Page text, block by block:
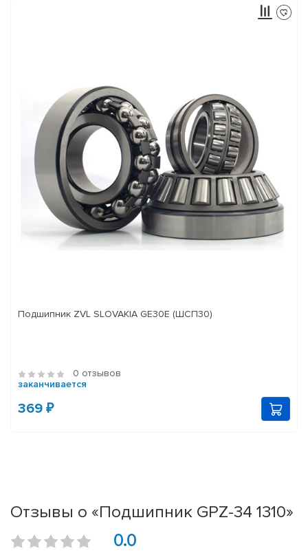
Подшипник ZVL SLOVAKIA GE30E (ШСП30)
0 отзывов
заканчивается
369 ₽
Отзывы о «Подшипник GPZ-34 1310»
0.0